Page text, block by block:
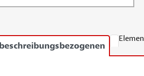
beschreibungsbezogenen